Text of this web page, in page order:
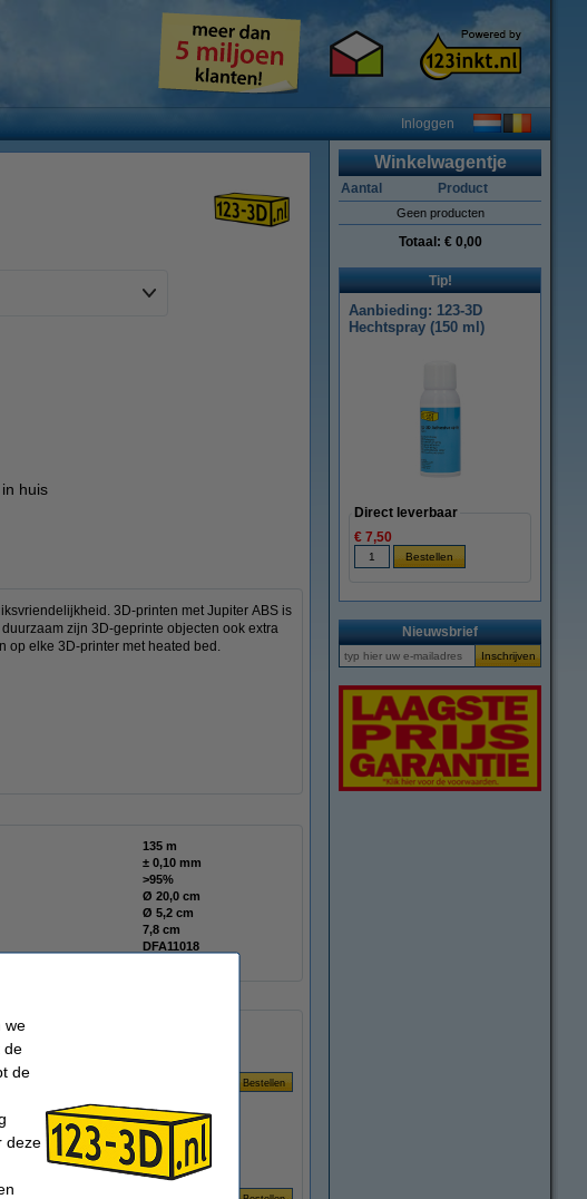
Inloggen
huis
3D-printen met Jupiter ABS is
zijn 3D-geprinte objecten ook extra
op elke 3D-printer met heated bed.
135 m
± 0,10 mm
>95%
Ø 20,0 cm
Ø 5,2 cm
7,8 cm
DFA11018
Winkelwagentje
Aantal Product
Geen producten
Totaal: € 0,00
Tip!
Aanbieding: 123-3D
Hechtspray (150 ml)
Direct leverbaar
€ 7,50
Nieuwsbrief
we
de
de
deze